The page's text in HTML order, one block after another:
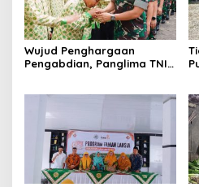
Wujud Penghargaan
Pengabdian, Panglima TNI